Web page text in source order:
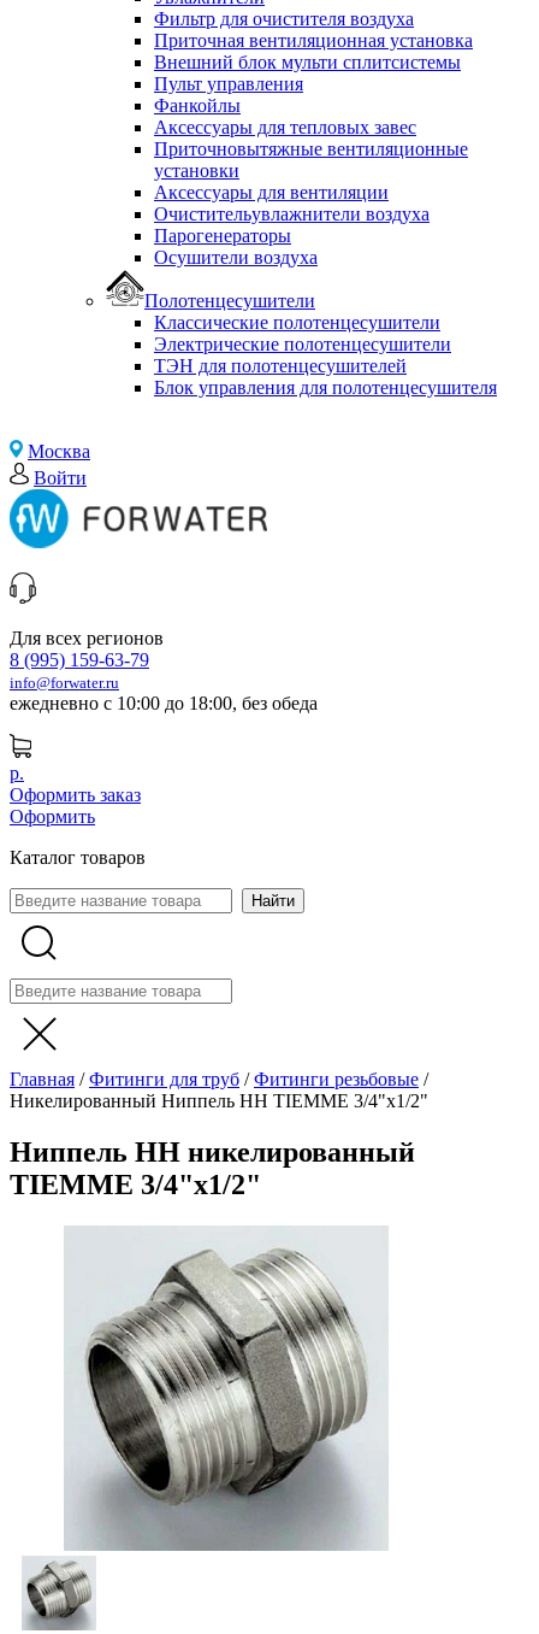
Фильтр для очистителя воздуха
Приточная вентиляционная установка
Внешний блок мульти сплитсистемы
Пульт управления
Фанкойлы
Аксессуары для тепловых завес
Приточновытяжные вентиляционные
установки
Аксессуары для вентиляции
Очистительувлажнители воздуха
Парогенераторы
Осушители воздуха
Полотенцесушители
Классические полотенцесушители
Электрические полотенцесушители
ТЭН для полотенцесушителей
Блок управления для полотенцесушителя
Москва
Войти
Для всех регионов
8 (995) 159-63-79
info@forwater.ru
ежедневно с 10:00 до 18:00, без обеда
р.
Оформить заказ
Оформить
Каталог товаров
Главная /Фитинги для труб /Фитинги резьбовые /
Никелированный Ниппель НН TIEMME 3/4"x1/2"
Ниппель НН никелированный
TIEMME 3/4"x1/2"